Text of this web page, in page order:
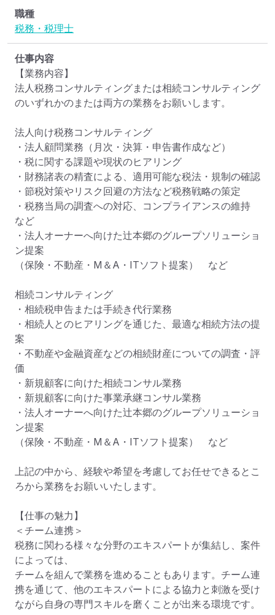
職種
税務・税理士
仕事内容
【業務内容】
法人税務コンサルティングまたは相続コンサルティング
のいずれかのまたは両方の業務をお願いします。
法人向け税務コンサルティング
・法人顧問業務（月次・決算・申告書作成など）
・税に関する課題や現状のヒアリング
・財務諸表の精査による、適用可能な税法・規制の確認
・節税対策やリスク回避の方法など税務戦略の策定
・税務当局の調査への対応、コンプライアンスの維持
など
・法人オーナーへ向けた辻本郷のグループソリューショ
ン提案
（保険・不動産・М＆A・ITソフト提案）　など
相続コンサルティング
・相続税申告または手続き代行業務
・相続人とのヒアリングを通じた、最適な相続方法の提
案
・不動産や金融資産などの相続財産についての調査・評
価
・新規顧客に向けた相続コンサル業務
・新規顧客に向けた事業承継コンサル業務
・法人オーナーへ向けた辻本郷のグループソリューショ
ン提案
（保険・不動産・М＆A・ITソフト提案）　など
上記の中から、経験や希望を考慮してお任せできるとこ
ろから業務をお願いいたします。
【仕事の魅力】
＜チーム連携＞
税務に関わる様々な分野のエキスパートが集結し、案件
によっては、
チームを組んで業務を進めることもあります。チーム連
携を通じて、他のエキスパートによる協力と刺激を受け
ながら自身の専門スキルを磨くことが出来る環境です。